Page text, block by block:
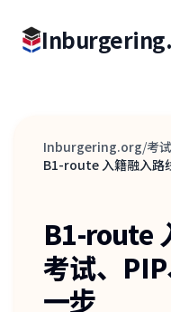
Inburgering.org/考
B1-route 入籍融入路
B1-route
考试、
一步